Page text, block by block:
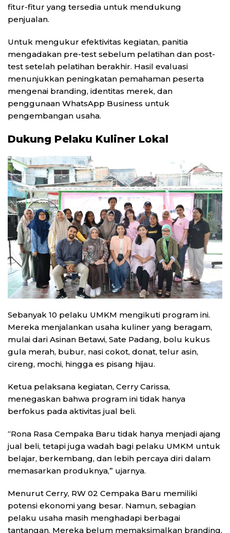
fitur-fitur yang tersedia untuk mendukung
penjualan.
Untuk mengukur efektivitas kegiatan, panitia
mengadakan pre-test sebelum pelatihan dan post-
test setelah pelatihan berakhir. Hasil evaluasi
menunjukkan peningkatan pemahaman peserta
mengenai branding, identitas merek, dan
penggunaan WhatsApp Business untuk
pengembangan usaha.
Dukung Pelaku Kuliner Lokal
Sebanyak 10 pelaku UMKM mengikuti program ini.
Mereka menjalankan usaha kuliner yang beragam,
mulai dari Asinan Betawi, Sate Padang, bolu kukus
gula merah, bubur, nasi cokot, donat, telur asin,
cireng, mochi, hingga es pisang hijau.
Ketua pelaksana kegiatan, Cerry Carissa,
menegaskan bahwa program ini tidak hanya
berfokus pada aktivitas jual beli.
“Rona Rasa Cempaka Baru tidak hanya menjadi ajang
jual beli, tetapi juga wadah bagi pelaku UMKM untuk
belajar, berkembang, dan lebih percaya diri dalam
memasarkan produknya,” ujarnya.
Menurut Cerry, RW 02 Cempaka Baru memiliki
potensi ekonomi yang besar. Namun, sebagian
pelaku usaha masih menghadapi berbagai
tantangan. Mereka belum memaksimalkan branding,